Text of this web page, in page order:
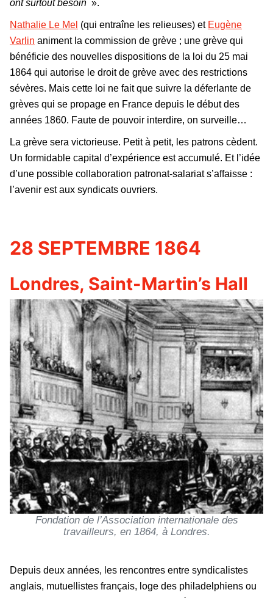
ont surtout besoin ».
Nathalie Le Mel (qui entraîne les relieuses) et Eugène
Varlin animent la commission de grève ; une grève qui
bénéficie des nouvelles dispositions de la loi du 25 mai
1864 qui autorise le droit de grève avec des restrictions
sévères. Mais cette loi ne fait que suivre la déferlante de
grèves qui se propage en France depuis le début des
années 1860. Faute de pouvoir interdire, on surveille…
La grève sera victorieuse. Petit à petit, les patrons cèdent.
Un formidable capital d’expérience est accumulé. Et l’idée
d’une possible collaboration patronat-salariat s’affaisse :
l’avenir est aux syndicats ouvriers.
28 SEPTEMBRE 1864
Londres, Saint-Martin’s Hall
Fondation de l’Association internationale des
travailleurs, en 1864, à Londres.
Depuis deux années, les rencontres entre syndicalistes
anglais, mutuellistes français, loge des philadelphiens ou